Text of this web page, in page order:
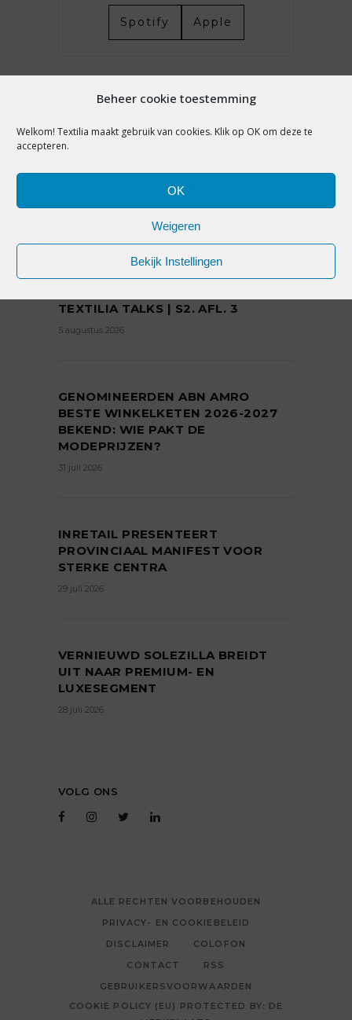
Beheer cookie toestemming
Welkom! Textilia maakt gebruik van cookies. Klik op OK om deze te
accepteren.
OK
Weigeren
Bekijk Instellingen
Spotify Apple
LAATSTE NIEUWS
ZOMERSOLDEN IN BELGIË LICHT IN
DE MIN, HOOP GEVESTIGD OP
WINTERSEIZOEN
DE JAPANSE FUNDERING ONDER DE
WESTERSE RETAIL: DENNIS
TEXTILIA TALKS | S2. AFL. 3
5 augustus 2026
GENOMINEERDEN ABN AMRO
BESTE WINKELKETEN 2026-2027
BEKEND: WIE PAKT DE
MODEPRIJZEN?
31 juli 2026
INRETAIL PRESENTEERT
PROVINCIAAL MANIFEST VOOR
STERKE CENTRA
29 juli 2026
VERNIEUWD SOLEZILLA BREIDT
UIT NAAR PREMIUM- EN
LUXESEGMENT
28 juli 2026
VOLG ONS
ALLE RECHTEN VOORBEHOUDEN
PRIVACY- EN COOKIEBELEID
DISCLAIMER
COLOFON
CONTACT
RSS
GEBRUIKERSVOORWAARDEN
COOKIE POLICY (EU) PROTECTED BY: DE